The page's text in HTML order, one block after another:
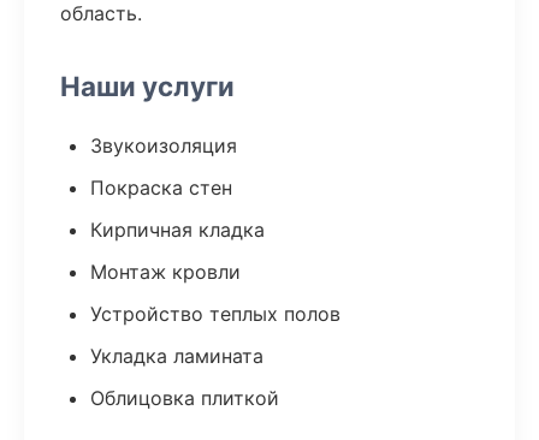
область.
Наши услуги
Звукоизоляция
Покраска стен
Кирпичная кладка
Монтаж кровли
Устройство теплых полов
Укладка ламината
Облицовка плиткой